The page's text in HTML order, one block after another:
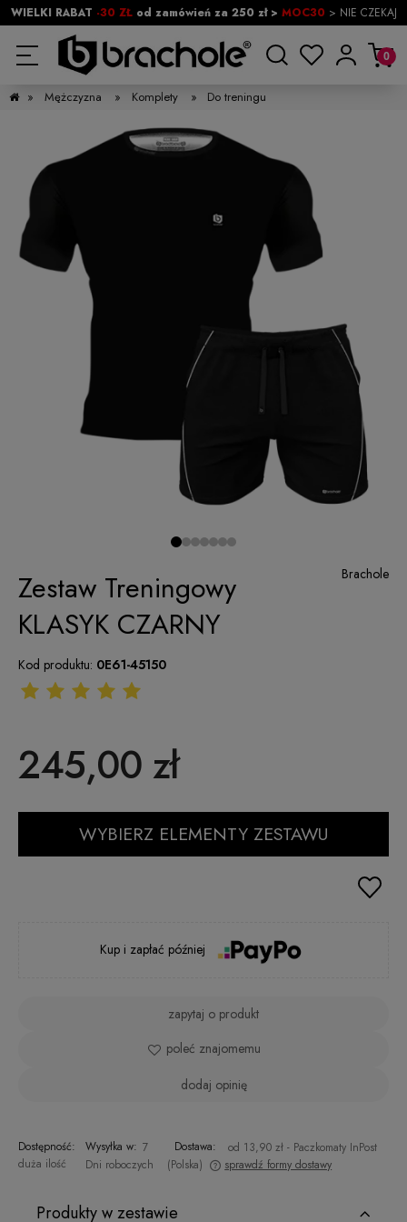
WIELKI RABAT -30 ZŁod zamówień za 250 zł > MOC30 > NIE CZEKAJ
» Mężczyzna » Komplety » Do treningu
Brachole
Zestaw Treningowy
KLASYK CZARNY
Kod produktu: 0E61-45150
245,00 zł
WYBIERZ ELEMENTY ZESTAWU
Kup i zapłać później
zapytaj o produkt
poleć znajomemu
dodaj opinię
Dostępność:
duża ilość
Wysyłka w: 7
Dni roboczych
Dostawa: od 13,90 zł - Paczkomaty InPost
(Polska)
sprawdź formy dostawy
Produkty w zestawie